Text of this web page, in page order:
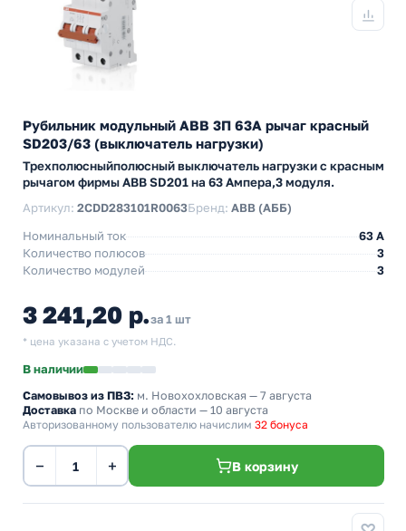
Рубильник модульный ABB 3П 63А рычаг красный
SD203/63 (выключатель нагрузки)
Трехполюсныйполюсный выключатель нагрузки с красным
рычагом фирмы ABB SD201 на 63 Ампера,3 модуля.
Артикул: 2CDD283101R0063Бренд: ABB (АББ)
Номинальный ток
63 A
Количество полюсов
3
Количество модулей
3
3 241,20 р.за 1 шт
* цена указана с учетом НДС.
В наличии
Самовывоз из ПВЗ: м. Новохохловская — 7 августа
Доставка по Москве и области — 10 августа
Авторизованному пользователю начислим 32 бонуса
− + В корзину